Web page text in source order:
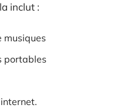
inclut :
musiques
portables